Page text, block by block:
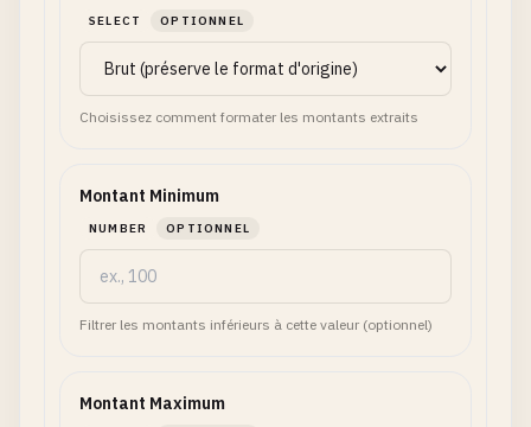
SELECT OPTIONNEL
Choisissez comment formater les montants extraits
Montant Minimum
NUMBER OPTIONNEL
Filtrer les montants inférieurs à cette valeur (optionnel)
Montant Maximum